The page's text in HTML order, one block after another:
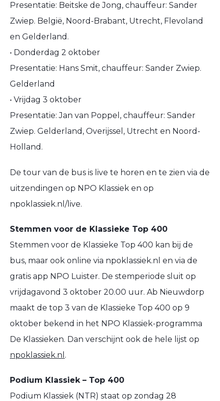
Presentatie: Beitske de Jong, chauffeur: Sander
Zwiep. België, Noord-Brabant, Utrecht, Flevoland
en Gelderland.
• Donderdag 2 oktober
Presentatie: Hans Smit, chauffeur: Sander Zwiep.
Gelderland
• Vrijdag 3 oktober
Presentatie: Jan van Poppel, chauffeur: Sander
Zwiep. Gelderland, Overijssel, Utrecht en Noord-
Holland.
De tour van de bus is live te horen en te zien via de
uitzendingen op NPO Klassiek en op
npoklassiek.nl/live.
Stemmen voor de Klassieke Top 400
Stemmen voor de Klassieke Top 400 kan bij de
bus, maar ook online via npoklassiek.nl en via de
gratis app NPO Luister. De stemperiode sluit op
vrijdagavond 3 oktober 20.00 uur. Ab Nieuwdorp
maakt de top 3 van de Klassieke Top 400 op 9
oktober bekend in het NPO Klassiek-programma
De Klassieken. Dan verschijnt ook de hele lijst op
npoklassiek.nl .
Podium Klassiek – Top 400
Podium Klassiek (NTR) staat op zondag 28